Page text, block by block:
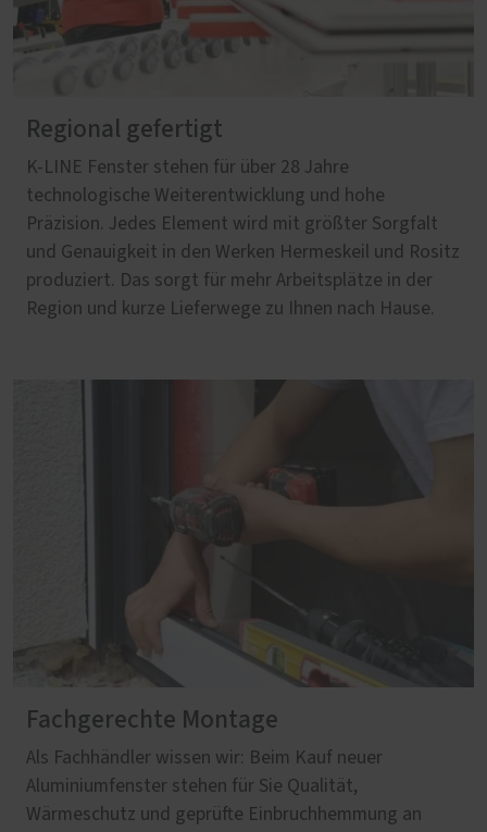
Regional gefertigt
K-LINE Fenster stehen für über 28 Jahre
technologische Weiterentwicklung und hohe
Präzision. Jedes Element wird mit größter Sorgfalt
und Genauigkeit in den Werken Hermeskeil und Rositz
produziert. Das sorgt für mehr Arbeitsplätze in der
Region und kurze Lieferwege zu Ihnen nach Hause.
Fachgerechte Montage
Als Fachhändler wissen wir: Beim Kauf neuer
Aluminiumfenster stehen für Sie Qualität,
Wärmeschutz und geprüfte Einbruchhemmung an